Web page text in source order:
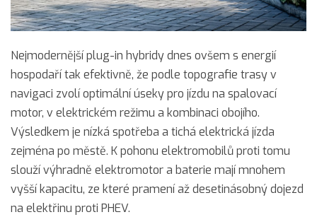
Nejmodernější plug-in hybridy dnes ovšem s energií
hospodaří tak efektivně, že podle topografie trasy v
navigaci zvolí optimální úseky pro jízdu na spalovací
motor, v elektrickém režimu a kombinaci obojího.
Výsledkem je nízká spotřeba a tichá elektrická jízda
zejména po městě. K pohonu elektromobilů proti tomu
slouží výhradně elektromotor a baterie mají mnohem
vyšší kapacitu, ze které pramení až desetinásobný dojezd
na elektřinu proti PHEV.